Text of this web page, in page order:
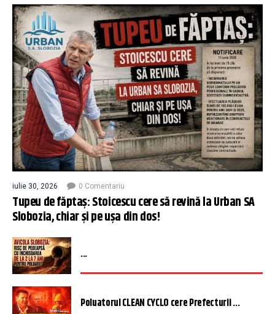
iulie 30, 2026 0 Comentariu
Tupeu de făptaș: Stoicescu cere să revină la Urban SA
Slobozia, chiar și pe ușa din dos!
...
Poluatorul CLEAN CYCLO cere Prefecturii ...